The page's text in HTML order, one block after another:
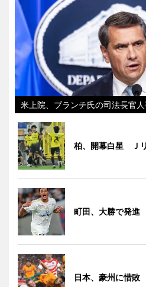
米上院、ブランチ氏の司法長官
柏、開幕白星 Ｊ
町田、大勝で発
日本、豪州に惜